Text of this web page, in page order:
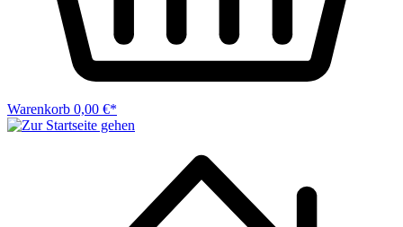
Warenkorb 0,00 €*